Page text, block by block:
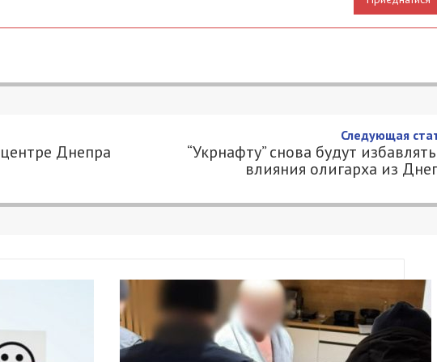
в центре Днепра после
позволит ученикам близлежащего лицея № 100
переходить оживленную проезжую часть, что
Поэтому, после реконструкции южная часть Успенской
станет пешеходной.